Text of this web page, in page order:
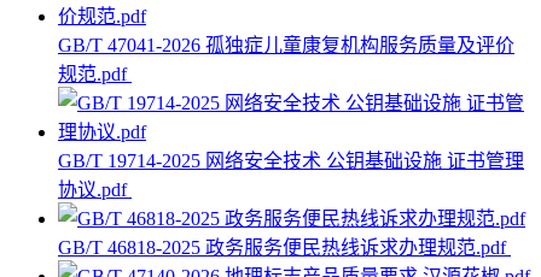
GB/T 47041-2026 孤独症儿童康复机构服务质量及评价
规范.pdf
GB/T 19714-2025 网络安全技术 公钥基础设施 证书管理
协议.pdf
GB/T 46818-2025 政务服务便民热线诉求办理规范.pdf